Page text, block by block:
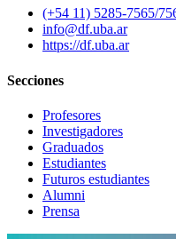
(+54 11) 5285-7565/
info@df.uba.ar
https://df.uba.ar
Secciones
Profesores
Investigadores
Graduados
Estudiantes
Futuros estudiantes
Alumni
Prensa